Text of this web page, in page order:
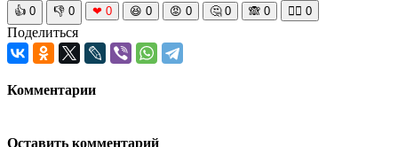
👍 0 👎 0 ❤ 0 😆 0 😡 0 🤔 0 🙈 0 🧘‍♀️ 0
Поделиться
Комментарии
Оставить комментарий